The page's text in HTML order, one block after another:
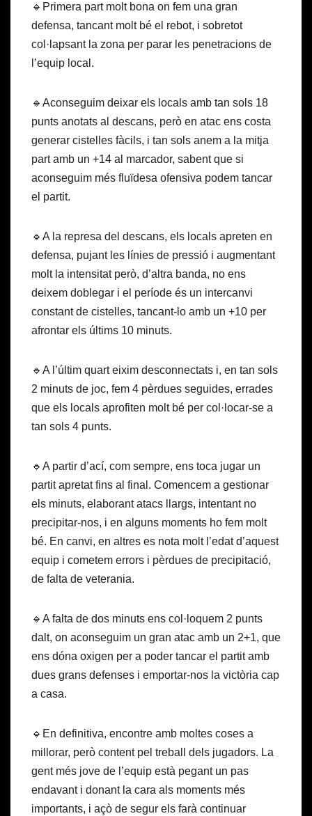
🔹Primera part molt bona on fem una gran
defensa, tancant molt bé el rebot, i sobretot
col·lapsant la zona per parar les penetracions de
l’equip local.
🔹Aconseguim deixar els locals amb tan sols 18
punts anotats al descans, però en atac ens costa
generar cistelles fàcils, i tan sols anem a la mitja
part amb un +14 al marcador, sabent que si
aconseguim més fluïdesa ofensiva podem tancar
el partit.
🔹A la represa del descans, els locals apreten en
defensa, pujant les línies de pressió i augmentant
molt la intensitat però, d’altra banda, no ens
deixem doblegar i el període és un intercanvi
constant de cistelles, tancant-lo amb un +10 per
afrontar els últims 10 minuts.
🔹A l’últim quart eixim desconnectats i, en tan sols
2 minuts de joc, fem 4 pèrdues seguides, errades
que els locals aprofiten molt bé per col·locar-se a
tan sols 4 punts.
🔹A partir d’ací, com sempre, ens toca jugar un
partit apretat fins al final. Comencem a gestionar
els minuts, elaborant atacs llargs, intentant no
precipitar-nos, i en alguns moments ho fem molt
bé. En canvi, en altres es nota molt l’edat d’aquest
equip i cometem errors i pèrdues de precipitació,
de falta de veterania.
🔹A falta de dos minuts ens col·loquem 2 punts
dalt, on aconseguim un gran atac amb un 2+1, que
ens dóna oxigen per a poder tancar el partit amb
dues grans defenses i emportar-nos la victòria cap
a casa.
🔹En definitiva, encontre amb moltes coses a
millorar, però content pel treball dels jugadors. La
gent més jove de l’equip està pegant un pas
endavant i donant la cara als moments més
importants, i açò de segur els farà continuar